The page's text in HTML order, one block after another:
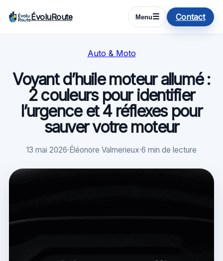
ÉvoluRoute Menu☰ Contact
Auto & Moto
Voyant d’huile moteur allumé :
2 couleurs pour identifier
l’urgence et 4 réflexes pour
sauver votre moteur
13 mai 2026·Éléonore Valmerieux·6 min de lecture